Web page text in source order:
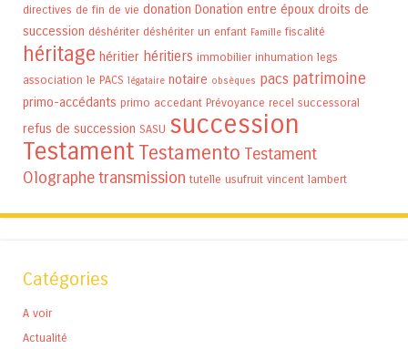
directives de fin de vie donation Donation entre époux droits de
succession déshériter déshériter un enfant Famille fiscalité
héritage héritier héritiers immobilier inhumation legs
association le PACS légataire notaire obsèques pacs patrimoine
primo-accédants primo accedant Prévoyance recel successoral
refus de succession SASU succession
Testament Testamento Testament
Olographetransmission tutelle usufruit vincent lambert
Catégories
A voir
Actualité